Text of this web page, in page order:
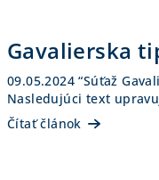
Gavalierska
09.05.2024 “Súťaž
Nasledujúci text
Čítať článok